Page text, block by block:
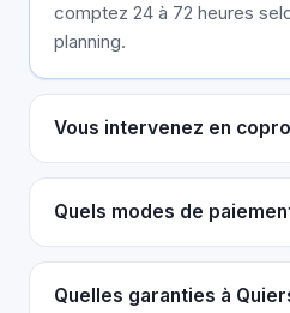
comptez 24 à 72 heures
planning.
Vous intervenez en
Quels modes de
Quelles garanties à